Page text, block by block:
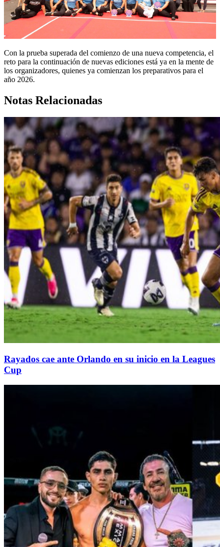
Con la prueba superada del comienzo de una nueva competencia, el
reto para la continuación de nuevas ediciones está ya en la mente de
los organizadores, quienes ya comienzan los preparativos para el
año 2026.
Notas Relacionadas
Rayados cae ante Orlando en su inicio en la Leagues
Cup